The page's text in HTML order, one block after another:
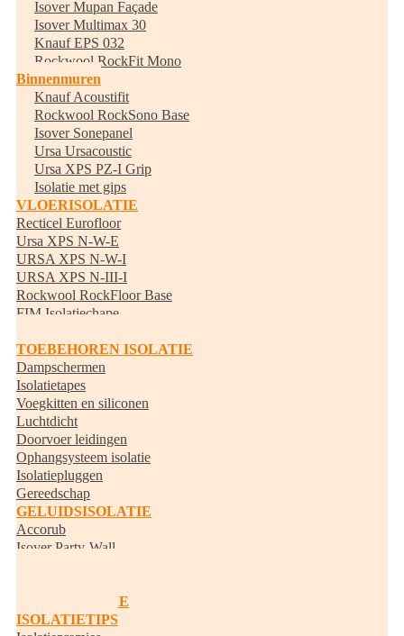
Isover Mupan Façade
Isover Multimax 30
Knauf EPS 032
Rockwool RockFit Mono
Binnenmuren
Knauf Acoustifit
Rockwool RockSono Base
Isover Sonepanel
Ursa Ursacoustic
Ursa XPS PZ-I Grip
Isolatie met gips
VLOERISOLATIE
Recticel Eurofloor
Ursa XPS N-W-E
URSA XPS N-W-I
URSA XPS N-III-I
Rockwool RockFloor Base
FIM Isolatiechape
TOEBEHOREN ISOLATIE
Dampschermen
Isolatietapes
Voegkitten en siliconen
Luchtdicht
Doorvoer leidingen
Ophangsysteem isolatie
Isolatiepluggen
Gereedschap
GELUIDSISOLATIE
Accorub
Isover Party-Wall
RANDISOLATIE
ISOLATIETIPS